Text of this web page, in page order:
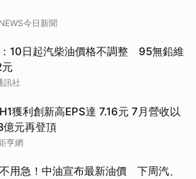
今日新聞
10日起汽柴油價格不調整 95無鉛維
訊社
獲利創新高EPS達 7.16元 7月營收以
億元再登頂
亨網
用急！中油宣布最新油價 下周汽、